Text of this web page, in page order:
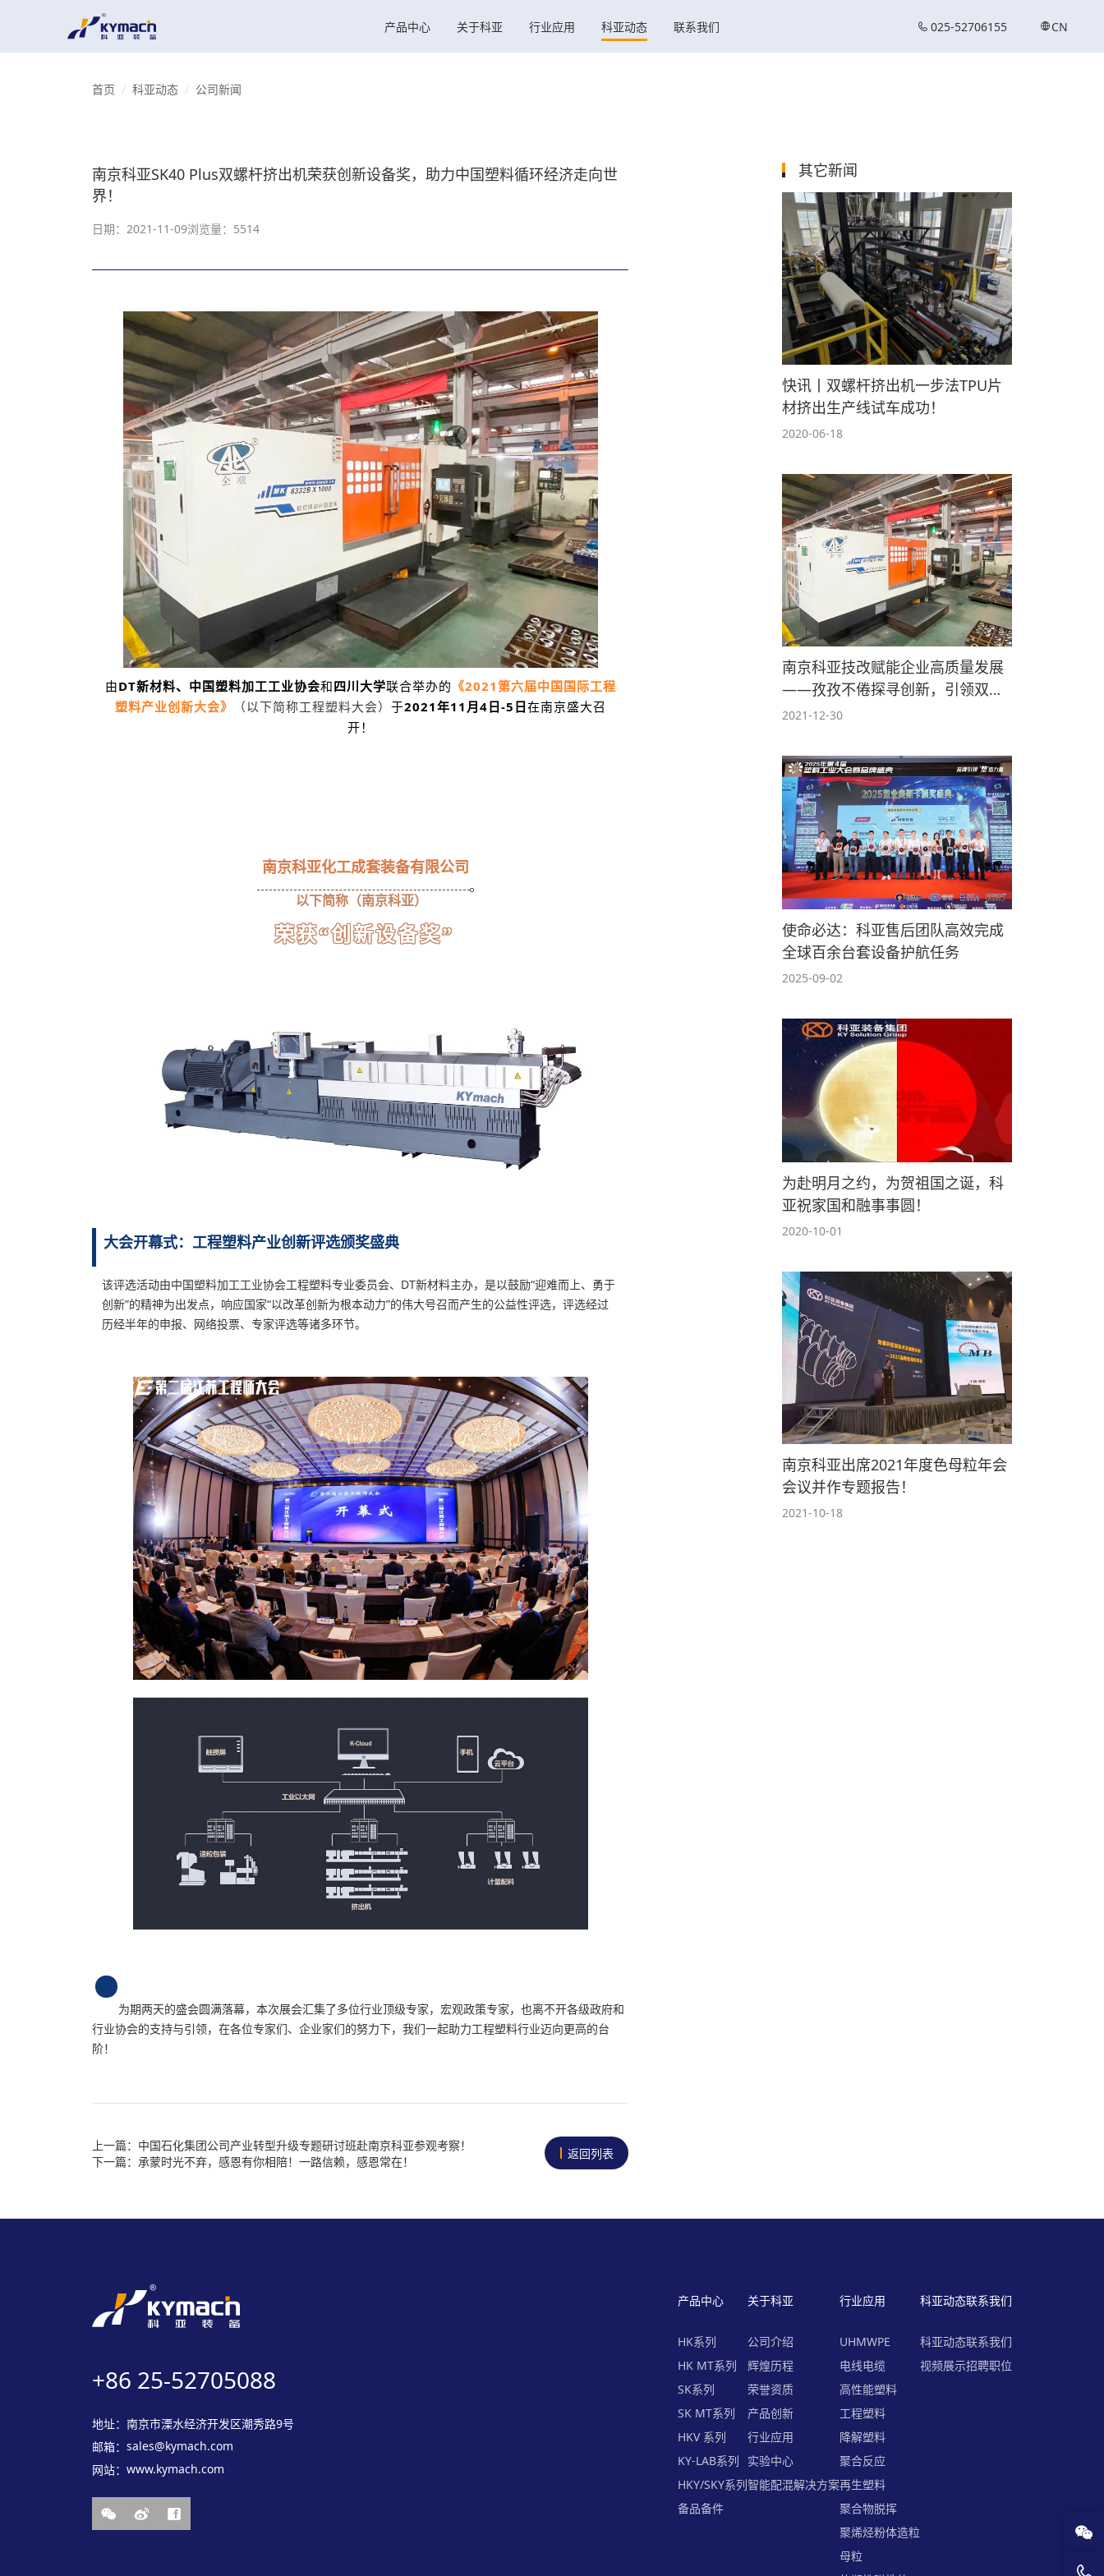
产品中心 关于科亚 行业应用 科亚动态 联系我们 025-52706155 CN
首页 科亚动态 公司新闻
南京科亚SK40 Plus双螺杆挤出机荣获创新设备奖，助力中国塑料循环经济走向世
界！
日期：2021-11-09浏览量：5514
由DT新材料、 中国塑料加工工业协会和四川大学联合举办的 《2021第六届中国国际工程
塑料产业创新大会》
（以下简称工程塑料大会） 于2021年11月4日-5日在南京盛大召
开！
南京科亚化工成套装备有限公司
以下简称（南京科亚）
荣获“创新设备奖”
大会开幕式：工程塑料产业创新评选颁奖盛典
该评选活动由中国塑料加工工业协会工程塑料专业委员会、DT新材料主办，是以鼓励“迎难而上、勇于
创新”的精神为出发点，响应国家“以改革创新为根本动力”的伟大号召而产生的公益性评选，评选经过
历经半年的申报、网络投票、专家评选等诸多环节。
为期两天的盛会圆满落幕，本次展会汇集了多位行业顶级专家，宏观政策专家，也离不开各级政府和
行业协会的支持与引领，在各位专家们、企业家们的努力下，我们一起助力工程塑料行业迈向更高的台
阶！
中国石化集团公司产业转型升级专题研讨班赴南京科亚参观考察！
承蒙时光不弃，感恩有你相陪！一路信赖，感恩常在！
返回列表
其它新闻
快讯丨双螺杆挤出机一步法TPU片
材挤出生产线试车成功！
2020-06-18
南京科亚技改赋能企业高质量发展
——孜孜不倦探寻创新，引领双螺
杆挤出机行业走向世界！
2021-12-30
使命必达：科亚售后团队高效完成
全球百余台套设备护航任务
2025-09-02
为赴明月之约，为贺祖国之诞，科
亚祝家国和融事事圆！
2020-10-01
南京科亚出席2021年度色母粒年会
会议并作专题报告！
2021-10-18
+86 25-52705088
地址： 南京市溧水经济开发区潮秀路9号
邮箱： sales@kymach.com
网站： www.kymach.com
产品中心
HK系列
HK MT系列
SK系列
SK MT系列
HKV 系列
KY-LAB系列
HKY/SKY系列
备品备件
关于科亚
公司介绍
辉煌历程
荣誉资质
产品创新
行业应用
实验中心
智能配混解决方案
行业应用
UHMWPE
电线电缆
高性能塑料
工程塑料
降解塑料
聚合反应
再生塑料
聚合物脱挥
聚烯烃粉体造粒
母粒
科亚动态
科亚动态
视频展示
联系我们
联系我们
招聘职位